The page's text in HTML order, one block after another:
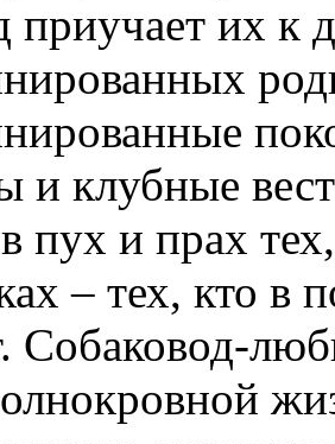
приучает их к
и клубные
пух и прах
– тех, кто в
Собаковод-